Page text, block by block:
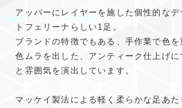
アッパーにレイヤーを施した個性的な
トフェリーナらしい1足。
ブランドの特徴でもある、手作業で色
色ムラを出した、アンティーク仕上げ
と雰囲気を演出しています。
マッケイ製法による軽く柔らかな足あ